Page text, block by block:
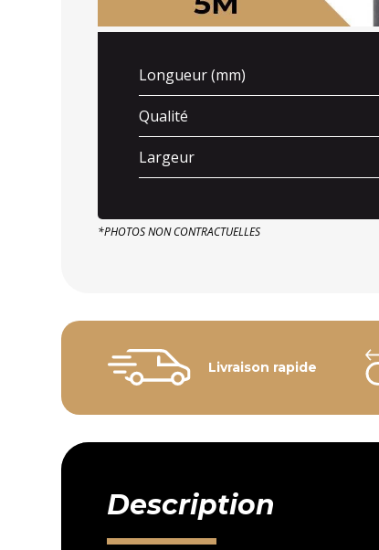
Longueur (mm)
Qualité
Largeur
*PHOTOS NON CONTRACTUELLES
Livraison rapide
Description